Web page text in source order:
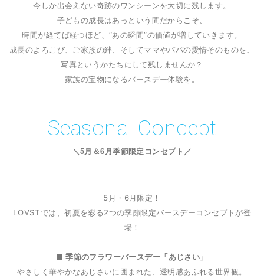
今しか出会えない奇跡のワンシーンを大切に残します。
子どもの成長はあっという間だからこそ、
時間が経てば経つほど、“あの瞬間”の価値が増していきます。
成長のよろこび、ご家族の絆、そしてママやパパの愛情そのものを、
写真というかたちにして残しませんか？
家族の宝物になるバースデー体験を。
Seasonal Concept
＼5月＆6月季節限定コンセプト／
5月・6月限定！
LOVSTでは、初夏を彩る2つの季節限定バースデーコンセプトが登
場！
■ 季節のフラワーバースデー「あじさい」
やさしく華やかなあじさいに囲まれた、透明感あふれる世界観。